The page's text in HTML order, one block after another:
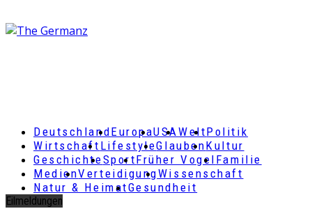
DeutschlandEuropaUSAWeltPolitik
Wirtschaft LifestyleGlaubenKultur
GeschichteSportFrüher Vogel Familie
MedienVerteidigungWissenschaft
Natur & HeimatGesundheit
Eilmeldungen